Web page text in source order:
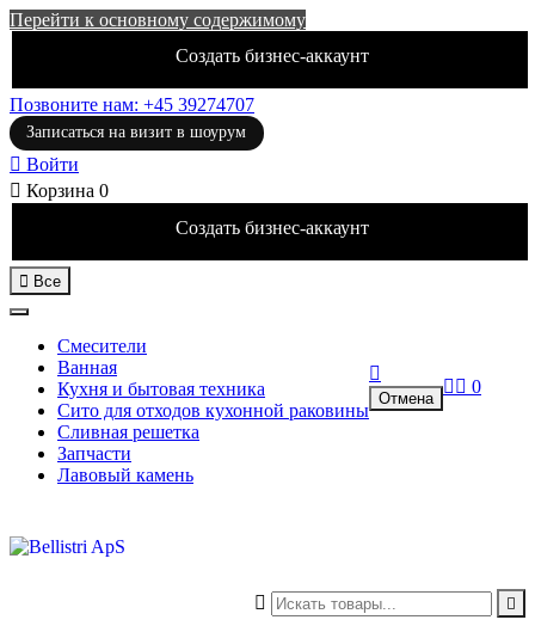
Перейти к основному содержимому
Создать бизнес-аккаунт
Позвоните нам: +45 39274707
Записаться на визит в шоурум
 Войти
 Корзина 0
Создать бизнес-аккаунт
 Все
Смесители
Ванная
Кухня и бытовая техника
Сито для отходов кухонной раковины
Сливная решетка
Запчасти
Лавовый камень
 

Отмена
  0